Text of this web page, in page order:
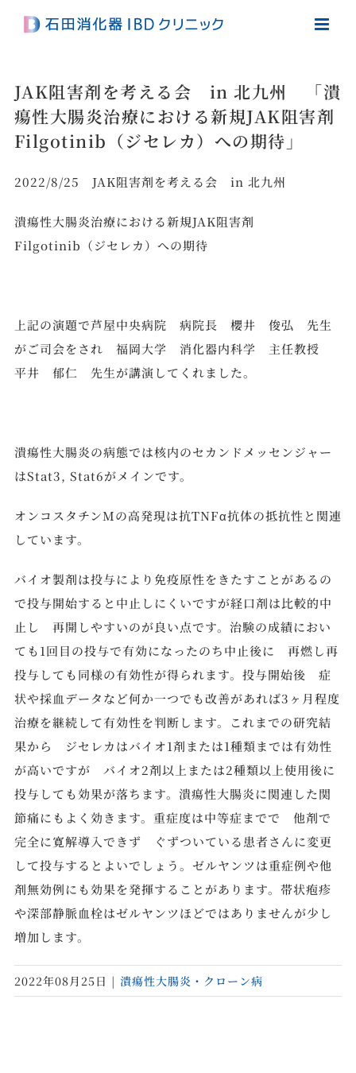
JAK阻害剤を考える会 in 北九州 「潰
瘍性大腸炎治療における新規JAK阻害剤
Filgotinib（ジセレカ）への期待」
2022/8/25 JAK阻害剤を考える会 in 北九州
潰瘍性大腸炎治療における新規JAK阻害剤
Filgotinib（ジセレカ）への期待
上記の演題で芦屋中央病院 病院長 櫻井 俊弘 先生
がご司会をされ 福岡大学 消化器内科学 主任教授
平井 郁仁 先生が講演してくれました。
潰瘍性大腸炎の病態では核内のセカンドメッセンジャー
はStat3, Stat6がメインです。
オンコスタチンMの高発現は抗TNFα抗体の抵抗性と関連
しています。
バイオ製剤は投与により免疫原性をきたすことがあるの
で投与開始すると中止しにくいですが経口剤は比較的中
止し 再開しやすいのが良い点です。治験の成績におい
ても1回目の投与で有効になったのち中止後に 再燃し再
投与しても同様の有効性が得られます。投与開始後 症
状や採血データなど何か一つでも改善があれば3ヶ月程度
治療を継続して有効性を判断します。これまでの研究結
果から ジセレカはバイオ1剤または1種類までは有効性
が高いですが バイオ2剤以上または2種類以上使用後に
投与しても効果が落ちます。潰瘍性大腸炎に関連した関
節痛にもよく効きます。重症度は中等症までで 他剤で
完全に寛解導入できず ぐずついている患者さんに変更
して投与するとよいでしょう。ゼルヤンツは重症例や他
剤無効例にも効果を発揮することがあります。帯状疱疹
や深部静脈血栓はゼルヤンツほどではありませんが少し
増加します。
2022年08月25日 | 潰瘍性大腸炎・クローン病